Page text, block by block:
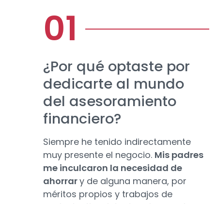
¿Por qué optaste por
dedicarte al mundo
del asesoramiento
financiero?
Siempre he tenido indirectamente
muy presente el negocio. Mis padres
me inculcaron la necesidad de
ahorrary de alguna manera, por
méritos propios y trabajos de